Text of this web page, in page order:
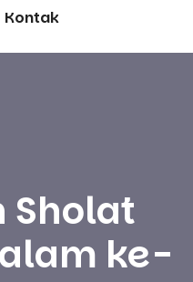
Kontak
Sholat
ke-